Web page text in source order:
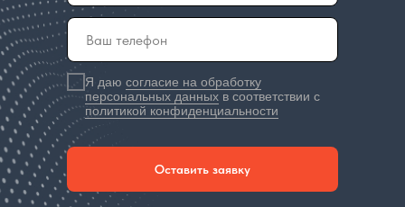
Я даю согласие на обработку
персональных данных в соответствии с
политикой конфиденциальности
Оставить заявку